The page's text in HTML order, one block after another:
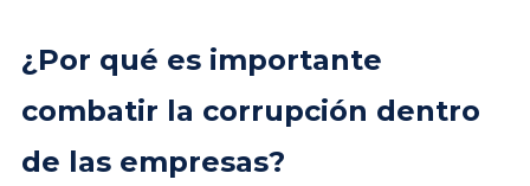
¿Por qué es importante
combatir la corrupción dentro
de las empresas?